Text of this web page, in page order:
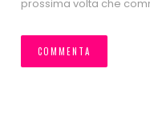
prossima volta che